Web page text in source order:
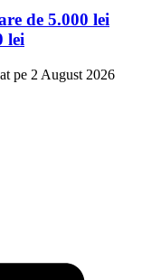
de 5.000 lei
lei
pe 2 August 2026